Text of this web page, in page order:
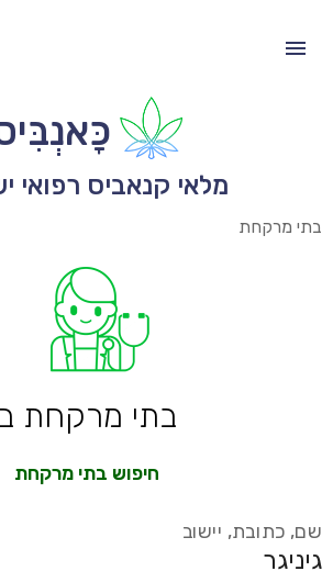
מלאי קנאביס רפואי
בתי מרקחת
בתי מרקחת ב
חיפוש בתי מרקחת
שם, כתובת, יישוב